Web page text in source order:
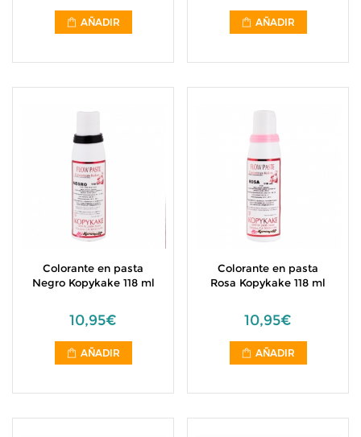
AÑADIR AÑADIR
Colorante en pasta
Negro Kopykake 118 ml
10,95€
AÑADIR
Colorante en pasta
Rosa Kopykake 118 ml
10,95€
AÑADIR